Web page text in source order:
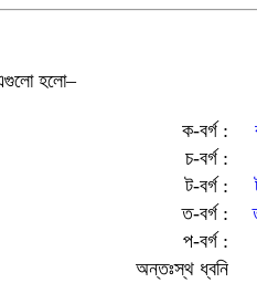
হলো‒
ক-বর্গ :
চ-বর্গ :
ট-বর্গ :
ত-বর্গ :
প-বর্গ :
অন্তঃস্থ ধ্বনি